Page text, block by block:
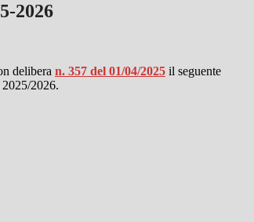
2026
delibera n. 357 del 01/04/2025 il seguente
2026.